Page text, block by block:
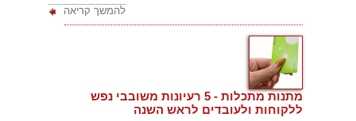
להמשך קריאה
מתנות מתכלות - 5 רעיונות משובבי נפש
ללקוחות ולעובדים לראש השנה